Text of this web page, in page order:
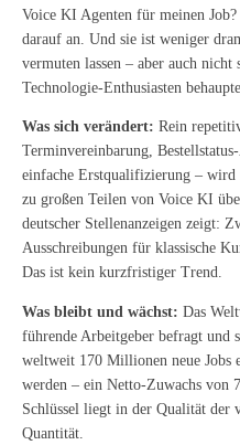
Voice KI Agenten für meinen
darauf an. Und sie ist weniger
vermuten lassen – aber auch nicht
Technologie-Enthusiasten
Was sich verändert: Rein
Terminvereinbarung,
einfache Erstqualifizierung – wird
zu großen Teilen von Voice KI
deutscher Stellenanzeigen zeigt:
Ausschreibungen für klassische
Das ist kein kurzfristiger Trend.
Was bleibt und wächst: Das
führende Arbeitgeber befragt und
weltweit 170 Millionen neue Jobs
werden – ein Netto-Zuwachs von
Schlüssel liegt in der Qualität der
Quantität.